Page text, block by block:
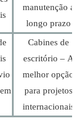
manutenção a
longo prazo
Cabines de
escritório – A
melhor opção
para projetos
internacionais